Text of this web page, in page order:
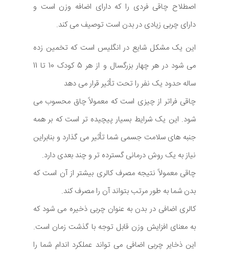
اصطلاح چاقی فردی را که دارای اضافه وزن است و
دارای چربی زیادی در بدن است توصیف می کند.
این یک مشکل شایع در انگلیس است که تخمین زده
می شود در هر چهار بزرگسال و از هر 5 کودک 10 تا 11
ساله حدود یک نفر را تحت تأثیر قرار می دهد
چاقی فراتر از چیزی است که معمولاً چاق محسوب می
شود. این یک شرایط بسیار پیچیده تر است که بر همه
جنبه های سلامت جسمی شما تأثیر می گذارد و بنابراین
نیاز به یک روش درمانی گسترده تر و چند بعدی دارد.
چاقی معمولاً نتیجه مصرف کالری بیشتر از آن است که
بدن شما به طور مرتب بتواند آن را مصرف کند.
کالری اضافی در بدن به عنوان چربی ذخیره می شود که
به معنای افزایش وزن قابل توجه با گذشت زمان است.
این ذخایر چربی اضافی می تواند عملکرد اندام شما را